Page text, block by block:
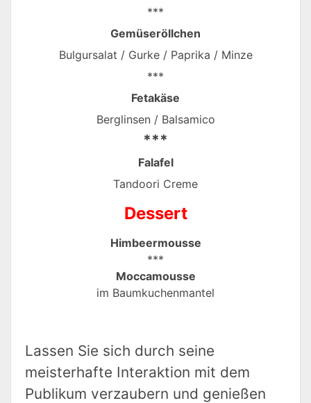
***
Gemüseröllchen
Bulgursalat / Gurke / Paprika / Minze
***
Fetakäse
Berglinsen / Balsamico
***
Falafel
Tandoori Creme
Dessert
Himbeermousse
***
Moccamousse
im Baumkuchenmantel
Lassen Sie sich durch seine
meisterhafte Interaktion mit dem
Publikum verzaubern und genießen